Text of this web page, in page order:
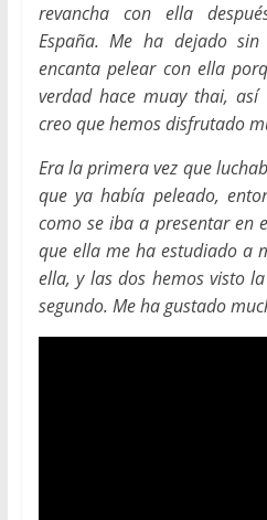
revancha con ella
España. Me ha dejado
encanta pelear con ella
verdad hace muay thai,
creo que hemos disfrutado
Era la primera vez que
que ya había peleado,
como se iba a presentar en
que ella me ha estudiado a
ella, y las dos hemos visto
segundo. Me ha gustado